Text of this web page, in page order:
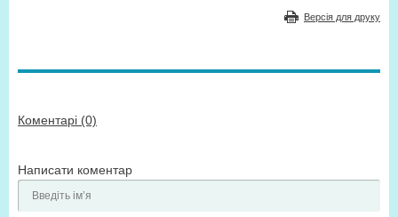
Версія для друку
Коментарі (0)
Написати коментар